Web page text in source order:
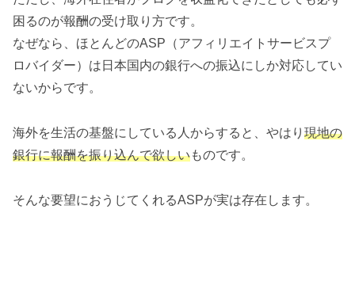
困るのが報酬の受け取り方です。
なぜなら、ほとんどのASP（アフィリエイトサービスプ
ロバイダー）は日本国内の銀行への振込にしか対応してい
ないからです。
海外を生活の基盤にしている人からすると、やはり 現地の
銀行に報酬を振り込んで欲しいものです。
そんな要望におうじてくれるASPが実は存在します。